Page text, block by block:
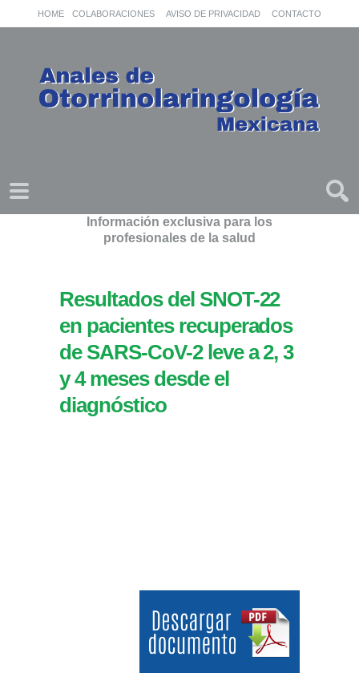
HOME COLABORACIONES AVISO DE PRIVACIDAD CONTACTO
Información exclusiva para los
profesionales de la salud
Resultados del SNOT-22
en pacientes recuperados
de SARS-CoV-2 leve a 2, 3
y 4 meses desde el
diagnóstico